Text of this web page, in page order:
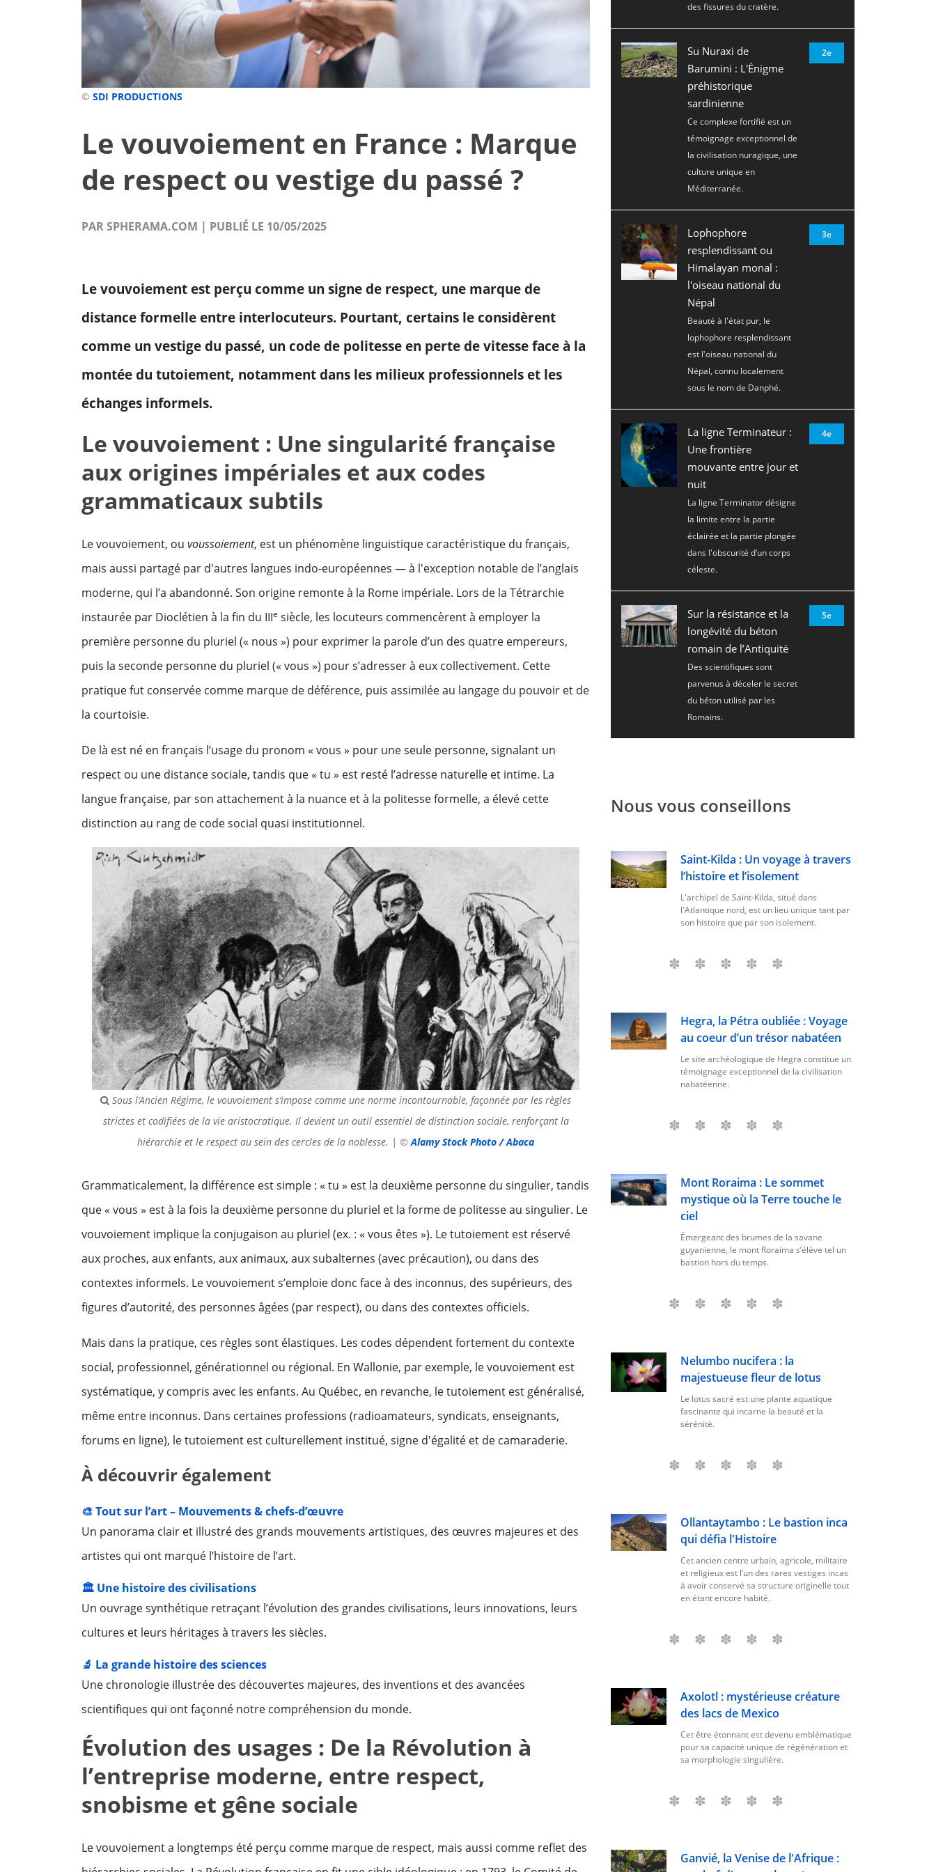
© SDI PRODUCTIONS
Le vouvoiement en France : Marque
de respect ou vestige du passé ?
PAR SPHERAMA.COM | PUBLIÉ LE 10/05/2025
Le vouvoiement est perçu comme un signe de respect, une marque de
distance formelle entre interlocuteurs. Pourtant, certains le considèrent
comme un vestige du passé, un code de politesse en perte de vitesse face à la
montée du tutoiement, notamment dans les milieux professionnels et les
échanges informels.
Le vouvoiement : Une singularité française
aux origines impériales et aux codes
grammaticaux subtils
Le vouvoiement, ou voussoiement, est un phénomène linguistique caractéristique du français,
mais aussi partagé par d'autres langues indo-européennes — à l'exception notable de l’anglais
moderne, qui l’a abandonné. Son origine remonte à la Rome impériale. Lors de la Tétrarchie
instaurée par Dioclétien à la fin du IIIe siècle, les locuteurs commencèrent à employer la
première personne du pluriel (« nous ») pour exprimer la parole d’un des quatre empereurs,
puis la seconde personne du pluriel (« vous ») pour s’adresser à eux collectivement. Cette
pratique fut conservée comme marque de déférence, puis assimilée au langage du pouvoir et de
la courtoisie.
De là est né en français l’usage du pronom « vous » pour une seule personne, signalant un
respect ou une distance sociale, tandis que « tu » est resté l’adresse naturelle et intime. La
langue française, par son attachement à la nuance et à la politesse formelle, a élevé cette
distinction au rang de code social quasi institutionnel.
Sous l’Ancien Régime, le vouvoiement s’impose comme une norme incontournable, façonnée par les règles
strictes et codifiées de la vie aristocratique. Il devient un outil essentiel de distinction sociale, renforçant la
hiérarchie et le respect au sein des cercles de la noblesse. | ©Alamy Stock Photo / Abaca
Grammaticalement, la différence est simple : « tu » est la deuxième personne du singulier, tandis
que « vous » est à la fois la deuxième personne du pluriel et la forme de politesse au singulier. Le
vouvoiement implique la conjugaison au pluriel (ex. : « vous êtes »). Le tutoiement est réservé
aux proches, aux enfants, aux animaux, aux subalternes (avec précaution), ou dans des
contextes informels. Le vouvoiement s’emploie donc face à des inconnus, des supérieurs, des
figures d’autorité, des personnes âgées (par respect), ou dans des contextes officiels.
Mais dans la pratique, ces règles sont élastiques. Les codes dépendent fortement du contexte
social, professionnel, générationnel ou régional. En Wallonie, par exemple, le vouvoiement est
systématique, y compris avec les enfants. Au Québec, en revanche, le tutoiement est généralisé,
même entre inconnus. Dans certaines professions (radioamateurs, syndicats, enseignants,
forums en ligne), le tutoiement est culturellement institué, signe d'égalité et de camaraderie.
À découvrir également
🎨 Tout sur l’art – Mouvements & chefs‑d’œuvre
Un panorama clair et illustré des grands mouvements artistiques, des œuvres majeures et des
artistes qui ont marqué l’histoire de l’art.
🏛️ Une histoire des civilisations
Un ouvrage synthétique retraçant l’évolution des grandes civilisations, leurs innovations, leurs
cultures et leurs héritages à travers les siècles.
🔬 La grande histoire des sciences
Une chronologie illustrée des découvertes majeures, des inventions et des avancées
scientifiques qui ont façonné notre compréhension du monde.
Évolution des usages : De la Révolution à
l’entreprise moderne, entre respect,
snobisme et gêne sociale
Le vouvoiement a longtemps été perçu comme marque de respect, mais aussi comme reflet des
des fissures du cratère.
Su Nuraxi de
Barumini : L'Énigme
préhistorique
sardinienne
Ce complexe fortifié est un
témoignage exceptionnel de
la civilisation nuragique, une
culture unique en
Méditerranée.
2e
Lophophore
resplendissant ou
Himalayan monal :
l'oiseau national du
Népal
Beauté à l'état pur, le
lophophore resplendissant
est l'oiseau national du
Népal, connu localement
sous le nom de Danphé.
3e
La ligne Terminateur :
Une frontière
mouvante entre jour et
nuit
La ligne Terminator désigne
la limite entre la partie
éclairée et la partie plongée
dans l'obscurité d’un corps
céleste.
4e
Sur la résistance et la
longévité du béton
romain de l’Antiquité
Des scientifiques sont
parvenus à déceler le secret
du béton utilisé par les
Romains.
5e
Nous vous conseillons
Saint-Kilda : Un voyage à travers
l’histoire et l’isolement
L'archipel de Saint-Kilda, situé dans
l'Atlantique nord, est un lieu unique tant par
son histoire que par son isolement.
Hegra, la Pétra oubliée : Voyage
au coeur d’un trésor nabatéen
Le site archéologique de Hegra constitue un
témoignage exceptionnel de la civilisation
nabatéenne.
Mont Roraima : Le sommet
mystique où la Terre touche le
ciel
Émergeant des brumes de la savane
guyanienne, le mont Roraima s’élève tel un
bastion hors du temps.
Nelumbo nucifera : la
majestueuse fleur de lotus
Le lotus sacré est une plante aquatique
fascinante qui incarne la beauté et la
sérénité.
Ollantaytambo : Le bastion inca
qui défia l'Histoire
Cet ancien centre urbain, agricole, militaire
et religieux est l’un des rares vestiges incas
à avoir conservé sa structure originelle tout
en étant encore habité.
Axolotl : mystérieuse créature
des lacs de Mexico
Cet être étonnant est devenu emblématique
pour sa capacité unique de régénération et
sa morphologie singulière.
Ganvié, la Venise de l'Afrique :